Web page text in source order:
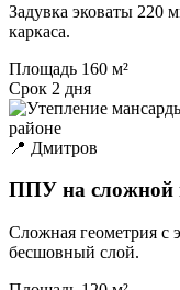
Задувка эковаты 220
каркаса.
Площадь 160 м²
Срок 2 дня
📍 Дмитров
ППУ на сложной
Сложная геометрия
бесшовный слой.